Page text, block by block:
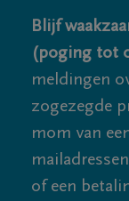
Blijf
(poging tot
meldingen
zogezegde
mom van
of een